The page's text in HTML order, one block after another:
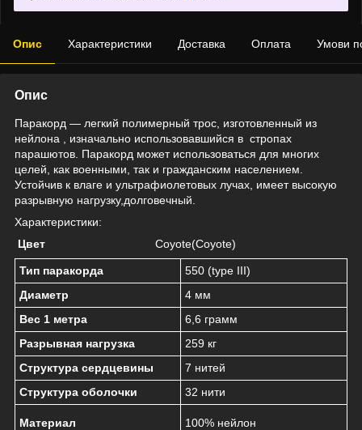
Опис Характеристики Доставка Оплата Умови
Опис
Паракорд — легкий полимерный трос, изготовленный из
нейлона , изначально использовавшийся в стропах
парашютов. Паракорд может использоваться для многих
целей, как военными, так и гражданским населением.
Устойчив к влаге и ультрафиолетовых лучах, имеет высокую
разрывную нагрузку,долговечный.
Характеристики:
Цвет
Coyote(Coyote)
Тип паракорда
550 (type III)
Диаметр
4 мм
Вес 1 метра
6,6 грамм
Разрывная нагрузка
259 кг
Структура сердцевины
7 нитей
Структура оболочки
32 нити
Материал 100% нейлон